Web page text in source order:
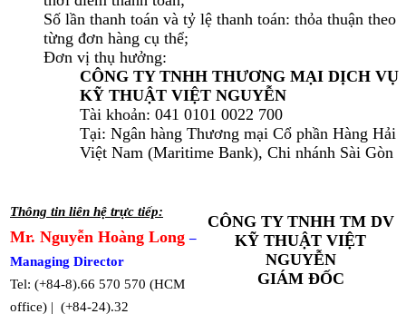
Số lần thanh toán và tỷ lệ thanh toán: thỏa thuận theo
từng đơn hàng cụ thể;
Đơn vị thụ hưởng:
CÔNG TY TNHH THƯƠNG MẠI DỊCH VỤ
KỸ THUẬT VIỆT NGUYỄN
Tài khoản: 041 0101 0022 700
Tại: Ngân hàng Thương mại Cổ phần Hàng Hải
Việt Nam (Maritime Bank), Chi nhánh Sài Gòn
Thông tin liên hệ trực tiếp:
Mr. Nguyễn Hoàng Long–
Managing Director
Tel: (+84-8).66 570 570 (HCM
office) | (+84-24).32
CÔNG TY TNHH TM DV
KỸ THUẬT VIỆT
NGUYỄN
GIÁM ĐỐC